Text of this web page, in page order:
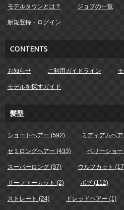
モデルタウンとは？ ジョブの一覧
新規登録・ログイン
CONTENTS
お知らせ ご利用ガイドライン
モデルを探すガイド
髪型
ショートヘアー (592) ミディアムヘ
セミロングヘアー (433) ベリーショ
スーパーロング (37) ウルフカット
サーファーカット (2) ボブ (112)
ストレート (24) ドレッドヘアー (1)